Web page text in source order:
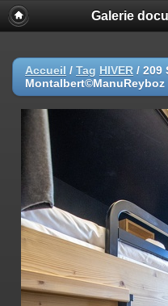
Galerie
Accueil / Tag HIVER / 209
Montalbert©ManuReyboz